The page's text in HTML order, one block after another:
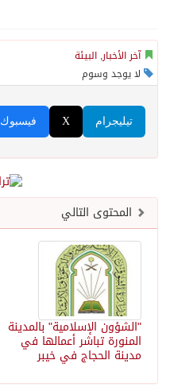
آخر الأخبار, البيئة
لا يوجد وسوم
فيسبوك X تيليجرام
المحتوى التالي
"الشؤون الإسلامية" بالمدينة
المنورة تباشر أعمالها في
مدينة الحجاج في خيبر